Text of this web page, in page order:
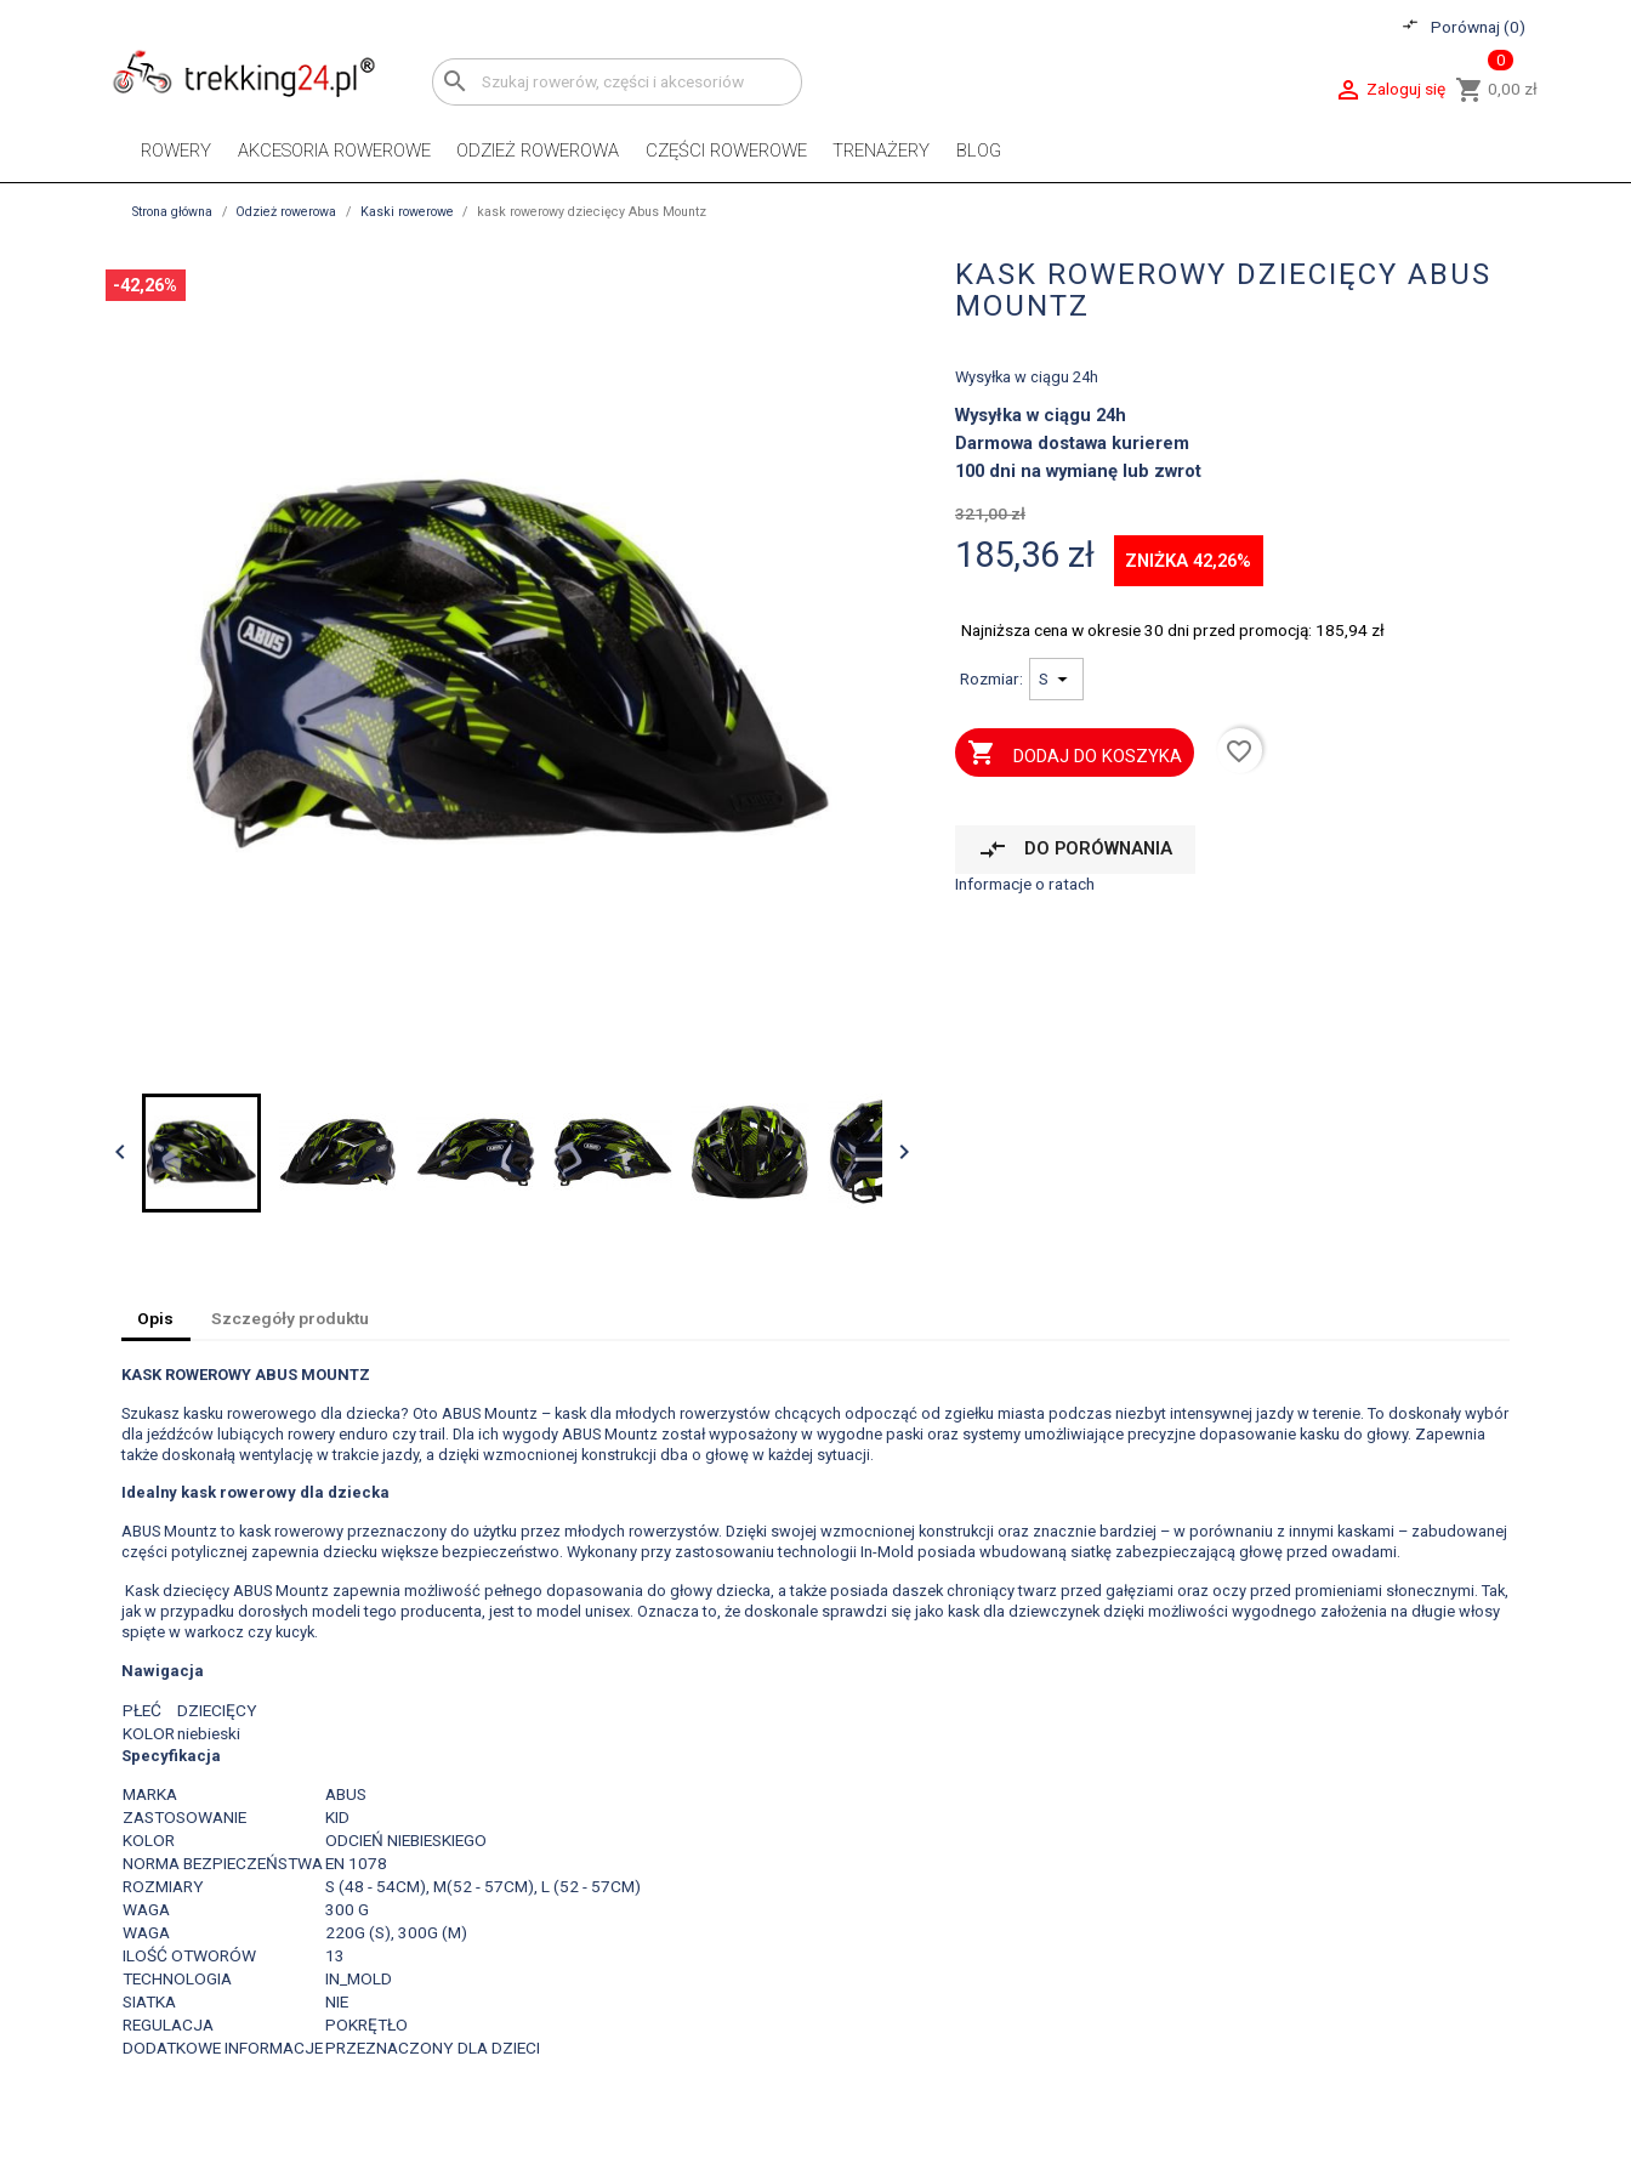
compare_arrows Porównaj (0)
search shopping_cart
0
0,00 zł
 Zaloguj się
ROWERY AKCESORIA ROWEROWE ODZIEŻ ROWEROWA CZĘŚCI ROWEROWE TRENAŻERY BLOG
Strona główna Odzież rowerowa Kaski rowerowe kask rowerowy dziecięcy Abus Mountz
-42,26%
 
KASK ROWEROWY DZIECIĘCY ABUS
MOUNTZ
Wysyłka w ciągu 24h
Wysyłka w ciągu 24h
Darmowa dostawa kurierem
100 dni na wymianę lub zwrot
321,00 zł
185,36 zł ZNIŻKA 42,26%
Najniższa cena w okresie 30 dni przed promocją: 185,94 zł
Rozmiar:
 DODAJ DO KOSZYKA favorite_border
compare_arrows DO PORÓWNANIA
Informacje o ratach
Opis Szczegóły produktu
KASK ROWEROWY ABUS MOUNTZ
Szukasz kasku rowerowego dla dziecka? Oto ABUS Mountz – kask dla młodych rowerzystów chcących odpocząć od zgiełku miasta podczas niezbyt intensywnej jazdy w terenie. To doskonały wybór
dla jeźdźców lubiących rowery enduro czy trail. Dla ich wygody ABUS Mountz został wyposażony w wygodne paski oraz systemy umożliwiające precyzjne dopasowanie kasku do głowy. Zapewnia
także doskonałą wentylację w trakcie jazdy, a dzięki wzmocnionej konstrukcji dba o głowę w każdej sytuacji.
Idealny kask rowerowy dla dziecka
ABUS Mountz to kask rowerowy przeznaczony do użytku przez młodych rowerzystów. Dzięki swojej wzmocnionej konstrukcji oraz znacznie bardziej – w porównaniu z innymi kaskami – zabudowanej
części potylicznej zapewnia dziecku większe bezpieczeństwo. Wykonany przy zastosowaniu technologii In-Mold posiada wbudowaną siatkę zabezpieczającą głowę przed owadami.
Kask dziecięcy ABUS Mountz zapewnia możliwość pełnego dopasowania do głowy dziecka, a także posiada daszek chroniący twarz przed gałęziami oraz oczy przed promieniami słonecznymi. Tak,
jak w przypadku dorosłych modeli tego producenta, jest to model unisex. Oznacza to, że doskonale sprawdzi się jako kask dla dziewczynek dzięki możliwości wygodnego założenia na długie włosy
spięte w warkocz czy kucyk.
Nawigacja
PŁEĆ
DZIECIĘCY
KOLORniebieski
Specyfikacja
MARKA
ABUS
ZASTOSOWANIE
KID
KOLOR
ODCIEŃ NIEBIESKIEGO
NORMA BEZPIECZEŃSTWAEN 1078
ROZMIARY
S (48 - 54CM), M(52 - 57CM), L (52 - 57CM)
WAGA
300 G
WAGA
220G (S), 300G (M)
ILOŚĆ OTWORÓW
13
TECHNOLOGIA
IN_MOLD
SIATKA
NIE
REGULACJA
POKRĘTŁO
DODATKOWE INFORMACJEPRZEZNACZONY DLA DZIECI